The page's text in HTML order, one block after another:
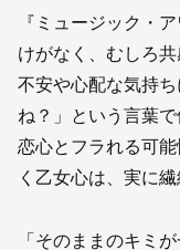
『ミュージック・
けがなく、むしろ共
不安や心配な気持
ね？」という言葉
恋心とフラれる可
く乙女心は、実に繊
「そのままのキミ